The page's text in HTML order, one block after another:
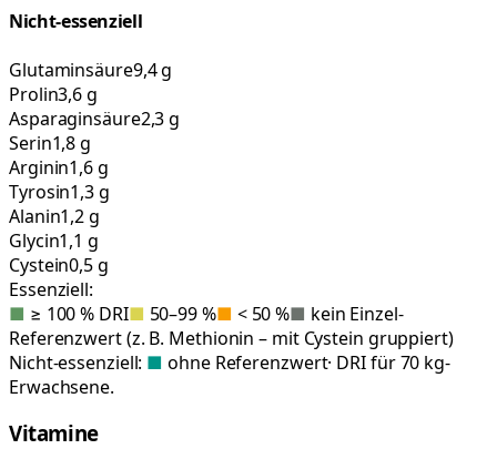
Nicht-essenziell
Glutaminsäure9,4 g
Prolin3,6 g
Asparaginsäure2,3 g
Serin1,8 g
Arginin1,6 g
Tyrosin1,3 g
Alanin1,2 g
Glycin1,1 g
Cystein0,5 g
Essenziell:
■ ≥ 100 % DRI■ 50–99 %■ < 50 %■ kein Einzel-
Referenzwert (z. B. Methionin – mit Cystein gruppiert)
Nicht-essenziell: ■ ohne Referenzwert· DRI für 70 kg-
Erwachsene.
Vitamine